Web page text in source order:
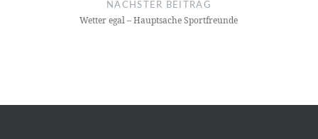
NÄCHSTER BEITRAG
Wetter egal – Hauptsache Sportfreunde